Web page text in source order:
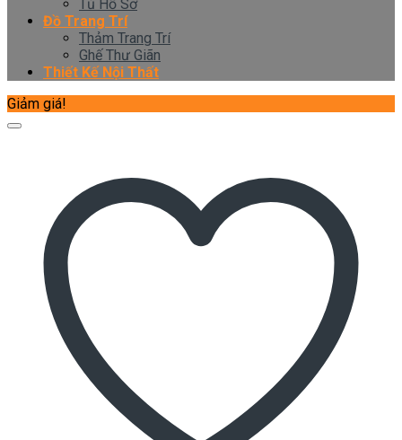
Tủ Hồ Sơ
Đồ Trang Trí
Thảm Trang Trí
Ghế Thư Giãn
Thiết Kế Nội Thất
Giảm giá!